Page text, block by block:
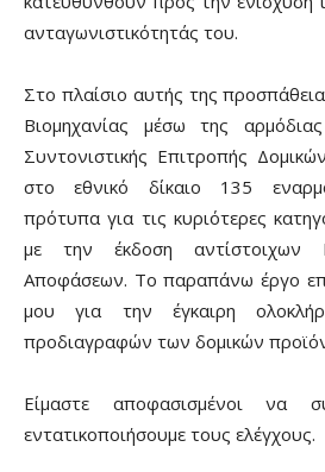
ανταγωνιστικότητάς του.
Στο πλαίσιο αυτής της
Βιομηχανίας μέσω της
Συντονιστικής Επιτροπής
στο εθνικό δίκαιο 135
πρότυπα για τις κυριότερες
με την έκδοση αντίστοιχων
Αποφάσεων. Το παραπάνω έργο
μου για την έγκαιρη
προδιαγραφών των δομικών
Είμαστε αποφασισμένοι να
εντατικοποιήσουμε τους ελέγχους.